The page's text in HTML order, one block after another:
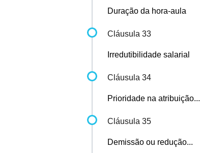
Duração da hora-aula
Cláusula 33
Irredutibilidade salarial
Cláusula 34
Prioridade na atribuição...
Cláusula 35
Demissão ou redução...